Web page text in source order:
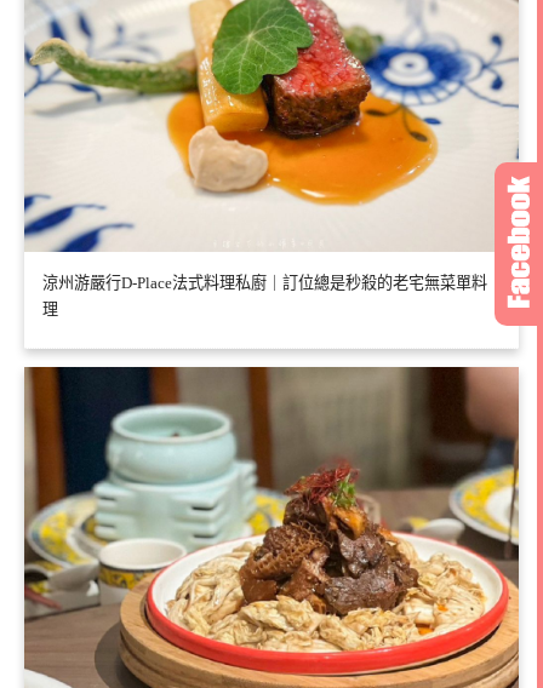
涼州游嚴行D-Place法式料理私廚｜訂位總是秒殺的老宅無菜單料
理